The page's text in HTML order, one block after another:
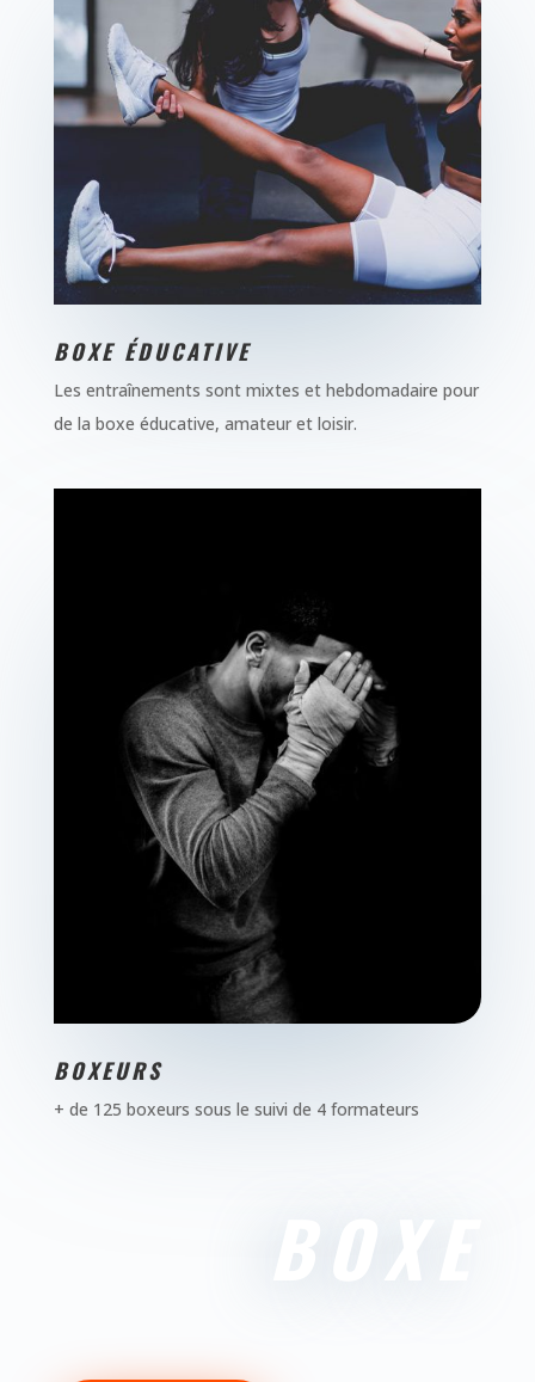
BOXE ÉDUCATIVE
Les entraînements sont mixtes et hebdomadaire pour
de la boxe éducative, amateur et loisir.
BOXEURS
+ de 125 boxeurs sous le suivi de 4 formateurs